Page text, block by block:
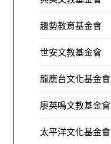
趨勢教育基金會
世安文教基金會
龍應台文化基金會
廖英鳴文教基金會
太平洋文化基金會